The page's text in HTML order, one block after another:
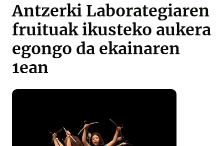
Antzerki Laborategiaren
fruituak ikusteko aukera
egongo da ekainaren
1ean